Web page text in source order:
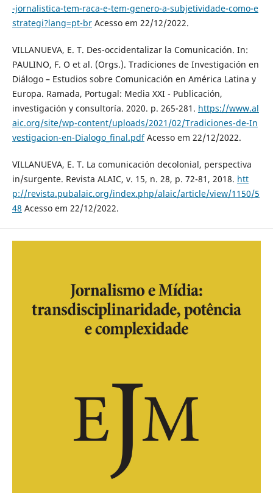
-jornalistica-tem-raca-e-tem-genero-a-subjetividade-como-e
strategi?lang=pt-brAcesso em 22/12/2022.
VILLANUEVA, E. T. Des-occidentalizar la Comunicación. In:
PAULINO, F. O et al. (Orgs.). Tradiciones de Investigación en
Diálogo – Estudios sobre Comunicación en América Latina y
Europa. Ramada, Portugal: Media XXI - Publicación,
investigación y consultoría. 2020. p. 265-281. https://www.al
aic.org/site/wp-content/uploads/2021/02/Tradiciones-de-In
vestigacion-en-Dialogo_final.pdfAcesso em 22/12/2022.
VILLANUEVA, E. T. La comunicación decolonial, perspectiva
in/surgente. Revista ALAIC, v. 15, n. 28, p. 72-81, 2018. htt
p://revista.pubalaic.org/index.php/alaic/article/view/1150/5
48 Acesso em 22/12/2022.